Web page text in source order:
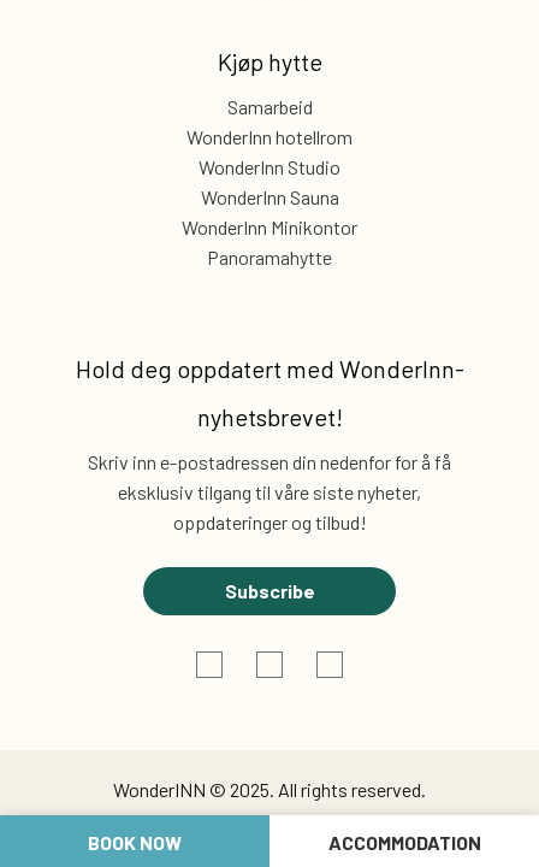
Kjøp hytte
Samarbeid
WonderInn hotellrom
WonderInn Studio
WonderInn Sauna
WonderInn Minikontor
Panoramahytte
Hold deg oppdatert med WonderInn-
nyhetsbrevet!
Skriv inn e-postadressen din nedenfor for å få
eksklusiv tilgang til våre siste nyheter,
oppdateringer og tilbud!
Subscribe
BOOK NOW ACCOMMODATION
WonderINN © 2025. All rights reserved.